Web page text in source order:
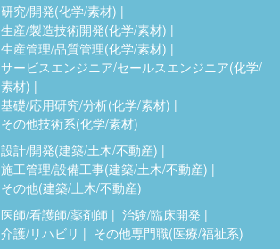
研究/開発(化学/素材)
生産/製造技術開発(化学/素材)
生産管理/品質管理(化学/素材)
サービスエンジニア/セールスエンジニア(化学/
素材)
基礎/応用研究/分析(化学/素材)
その他技術系(化学/素材)
設計/開発(建築/土木/不動産)
施工管理/設備工事(建築/土木/不動産)
その他(建築/土木/不動産)
医師/看護師/薬剤師
治験/臨床開発
介護/リハビリ
その他専門職(医療/福祉系)